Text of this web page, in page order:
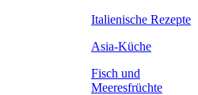
Italienische Rezepte
Asia-Küche
Fisch und
Meeresfrüchte